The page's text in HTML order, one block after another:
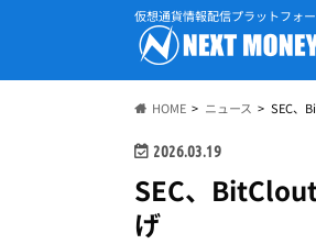
仮想通貨情報配信プラットフォ
HOME ニュース SEC、
2026.03.19
SEC、
げ